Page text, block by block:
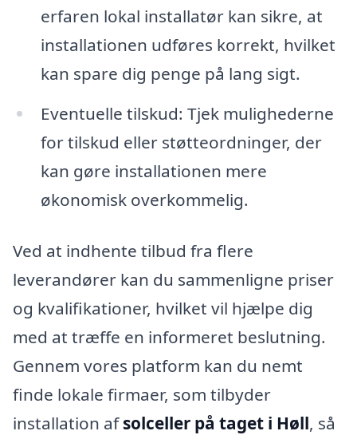
erfaren lokal installatør kan sikre, at
installationen udføres korrekt, hvilket
kan spare dig penge på lang sigt.
Eventuelle tilskud: Tjek mulighederne
for tilskud eller støtteordninger, der
kan gøre installationen mere
økonomisk overkommelig.
Ved at indhente tilbud fra flere
leverandører kan du sammenligne priser
og kvalifikationer, hvilket vil hjælpe dig
med at træffe en informeret beslutning.
Gennem vores platform kan du nemt
finde lokale firmaer, som tilbyder
installation afsolceller på taget i Høll, så